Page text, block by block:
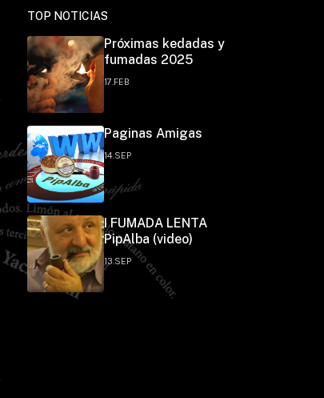
TOP NOTICIAS
Próximas kedadas y
fumadas 2025
17.FEB
Paginas Amigas
14.SEP
I FUMADA LENTA
PipAlba (video)
13.SEP